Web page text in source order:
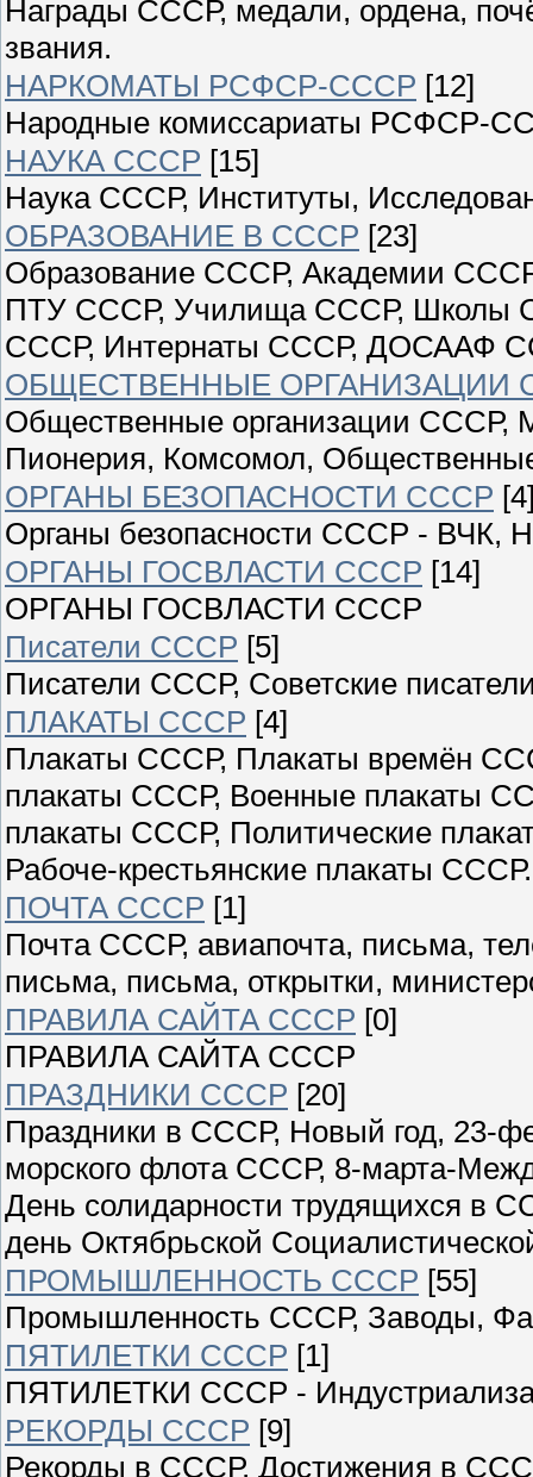
Награды СССР, медали, ордена,
звания.
НАРКОМАТЫ РСФСР-СССР [12]
Народные комиссариаты РСФСР-
НАУКА СССР [15]
Наука СССР, Институты,
ОБРАЗОВАНИЕ В СССР [23]
Образование СССР, Академии
ПТУ СССР, Училища СССР, Школы
СССР, Интернаты СССР, ДОСААФ
ОБЩЕСТВЕННЫЕ ОРГАНИЗАЦИИ
Общественные организации СССР,
Пионерия, Комсомол,
ОРГАНЫ БЕЗОПАСНОСТИ СССР
Органы безопасности СССР -
ОРГАНЫ ГОСВЛАСТИ СССР [14]
ОРГАНЫ ГОСВЛАСТИ СССР
Писатели СССР [5]
Писатели СССР, Советские
ПЛАКАТЫ СССР [4]
Плакаты СССР, Плакаты времён
плакаты СССР, Военные плакаты
плакаты СССР, Политические
Рабоче-крестьянские плакаты СССР.
ПОЧТА СССР [1]
Почта СССР, авиапочта, письма,
письма, письма, открытки,
ПРАВИЛА САЙТА СССР [0]
ПРАВИЛА САЙТА СССР
ПРАЗДНИКИ СССР [20]
Праздники в СССР, Новый год, 23-
морского флота СССР, 8-марта-
День солидарности трудящихся в
день Октябрьской
ПРОМЫШЛЕННОСТЬ СССР [55]
Промышленность СССР, Заводы,
ПЯТИЛЕТКИ СССР [1]
ПЯТИЛЕТКИ СССР -
РЕКОРДЫ СССР [9]
Рекорды в СССР, Достижения в